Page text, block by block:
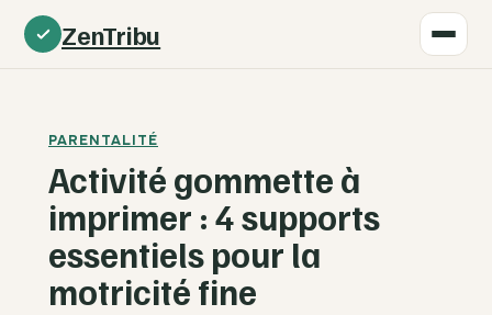
ZenTribu
PARENTALITÉ
Activité gommette à
imprimer : 4 supports
essentiels pour la
motricité fine